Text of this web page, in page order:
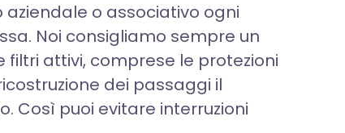
o associativo ogni
Noi consigliamo sempre un
attivi, comprese le protezioni
dei passaggi il
Così puoi evitare interruzioni